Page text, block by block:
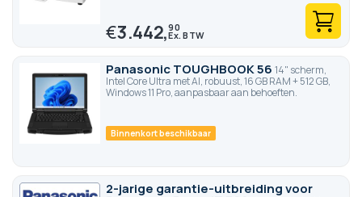
€3.442,90
Panasonic TOUGHBOOK 56 14" scherm,
Intel Core Ultra met AI, robuust, 16 GB RAM + 512 GB,
Windows 11 Pro, aanpasbaar aan behoeften.
Binnenkort beschikbaar
2-jarige garantie-uitbreiding voor